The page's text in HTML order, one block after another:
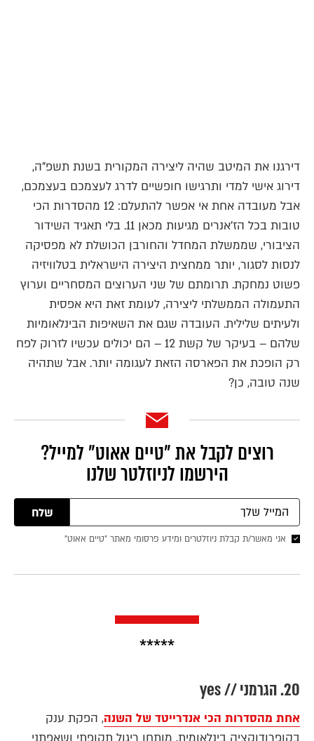
דירגנו את המיטב שהיה ליצירה המקורית בשנת תשפ"ה,
דירוג אישי למדי ותרגישו חופשיים לדרג לעצמכם בעצמכם,
אבל מעובדה אחת אי אפשר להתעלם: 12 מהסדרות הכי
טובות בכל הז'אנרים מגיעות מכאן 11. בלי תאגיד השידור
הציבורי, שממשלת המחדל והחורבן הכושלת לא מפסיקה
לנסות לסגור, יותר ממחצית היצירה הישראלית בטלוויזיה
פשוט נמחקת. תרומתם של שני הערוצים המסחריים וערוץ
התעמולה הממשלתי ליצירה, לעומת זאת היא אפסית
ולעיתים שלילית. העובדה שגם את השאיפות הבינלאומיות
שלהם – בעיקר של קשת 12 – הם יכולים עכשיו לזרוק לפח
רק הופכת את הפארסה הזאת לעגומה יותר. אבל שתהיה
שנה טובה, כן?
רוצים לקבל את ״טיים אאוט״ למייל?
הירשמו לניוזלטר שלנו
שלח
אני מאשר/ת קבלת ניוזלטרים ומידע פרסומי מאתר ״טיים אאוט״
*****
20. הגרמני // yes
אחת מהסדרות הכי אנדרייטד של השנה, הפקת ענק